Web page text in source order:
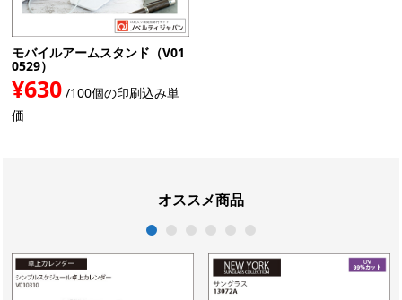
モバイルアームスタンド（V01
0529）
¥630 /100個の印刷込み単
価
オススメ商品
1 2 3 4 5 6